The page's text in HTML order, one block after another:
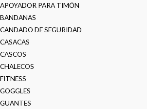
APOYADOR PARA TIMÓN
BANDANAS
CANDADO DE SEGURIDAD
CASACAS
CASCOS
CHALECOS
FITNESS
GOGGLES
GUANTES